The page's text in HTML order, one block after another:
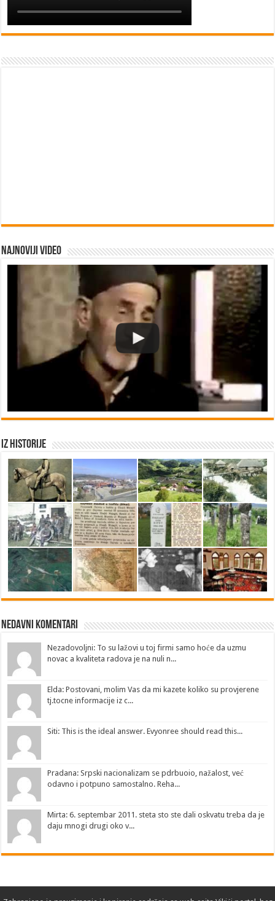
Najnoviji video
Iz historije
Nedavni Komentari
Nezadovoljni: To su lažovi u toj firmi samo hoće da uzmu
novac a kvaliteta radova je na nuli n...
Elda: Postovani, molim Vas da mi kazete koliko su provjerene
tj.tocne informacije iz c...
Siti: This is the ideal answer. Evyonree should read this...
Pradana: Srpski nacionalizam se pdrbuoio, nažalost, već
odavno i potpuno samostalno. Reha...
Mirta: 6. septembar 2011. steta sto ste dali oskvatu treba da je
daju mnogi drugi oko v...